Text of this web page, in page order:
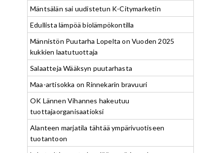
Mäntsälän sai uudistetun K-Citymarketin
Edullista lämpöä biolämpökontilla
Männistön Puutarha Lopelta on Vuoden 2025
kukkien laatutuottaja
Salaatteja Wääksyn puutarhasta
Maa-artisokka on Rinnekarin bravuuri
OK Lännen Vihannes hakeutuu
tuottajaorganisaatioksi
Alanteen marjatila tähtää ympärivuotiseen
tuotantoon